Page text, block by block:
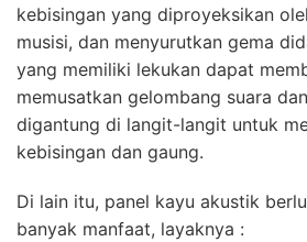
kebisingan yang diproyeksikan
musisi, dan menyurutkan gema
yang memiliki lekukan dapat
memusatkan gelombang suara
digantung di langit-langit untuk
kebisingan dan gaung.
Di lain itu, panel kayu akustik
banyak manfaat, layaknya :